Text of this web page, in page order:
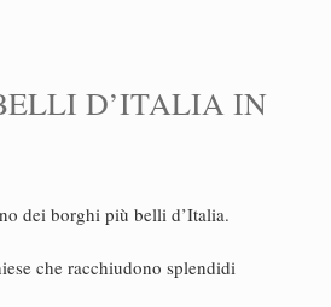
D’ITALIA IN
dei borghi più belli d’Italia.
che racchiudono splendidi